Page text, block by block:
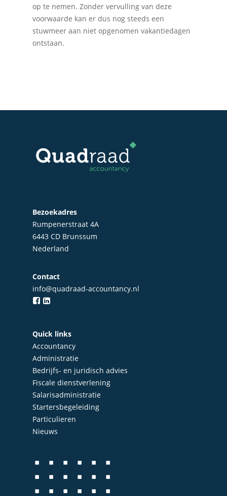
op te nemen. Zonder vervulling van deze
voorwaarde kan er dus nog steeds een
stuwmeer aan niet opgenomen vakantiedagen
ontstaan.
Bezoekadres
Rumpenerstraat 4A
6443 CD Brunssum
Nederland
Contact
info@quadraad-accountancy.nl
Quick links
Accountancy
Administratie
Bedrijfs- en juridisch advies
Fiscale dienstverlening
Salarisadministratie
Startersbegeleiding
Particulieren
Nieuws
Over Quadraad